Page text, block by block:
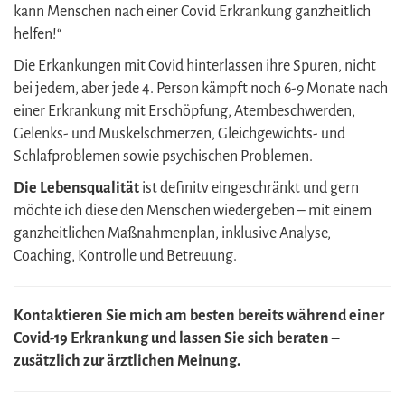
kann Menschen nach einer Covid Erkrankung ganzheitlich
helfen!“
Die Erkankungen mit Covid hinterlassen ihre Spuren, nicht
bei jedem, aber jede 4. Person kämpft noch 6-9 Monate nach
einer Erkrankung mit Erschöpfung, Atembeschwerden,
Gelenks- und Muskelschmerzen, Gleichgewichts- und
Schlafproblemen sowie psychischen Problemen.
Die Lebensqualität ist definitv eingeschränkt und gern
möchte ich diese den Menschen wiedergeben – mit einem
ganzheitlichen Maßnahmenplan, inklusive Analyse,
Coaching, Kontrolle und Betreuung.
Kontaktieren Sie mich am besten bereits während einer
Covid-19 Erkrankung und lassen Sie sich beraten –
zusätzlich zur ärztlichen Meinung.